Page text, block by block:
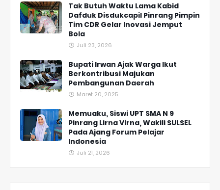
Tak Butuh Waktu Lama Kabid
Dafduk Disdukcapil Pinrang Pimpin
Tim CDR Gelar Inovasi Jemput
Bola
Juli 23, 2026
Bupati Irwan Ajak Warga Ikut
Berkontribusi Majukan
Pembangunan Daerah
Maret 20, 2025
Memuaku, Siswi UPT SMA N 9
Pinrang Lirna Virna, Wakili SULSEL
Pada Ajang Forum Pelajar
Indonesia
Juli 21, 2026